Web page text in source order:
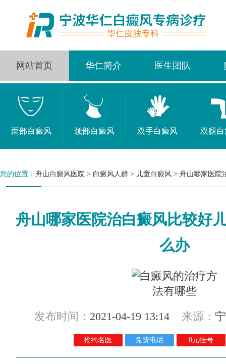
网站首页 华仁简介 医生团队
面部白癜风 颈部白癜风 双手白癜风 双腿
您的位置： 舟山白癜风医院 > 白癜风人群 > 儿童白癜风 > 舟山哪家医院
舟山哪家医院治白癜风比较好
么办
发布时间： 2021-04-19 13:14 来源：
抢约名医 免费电话 0元挂号